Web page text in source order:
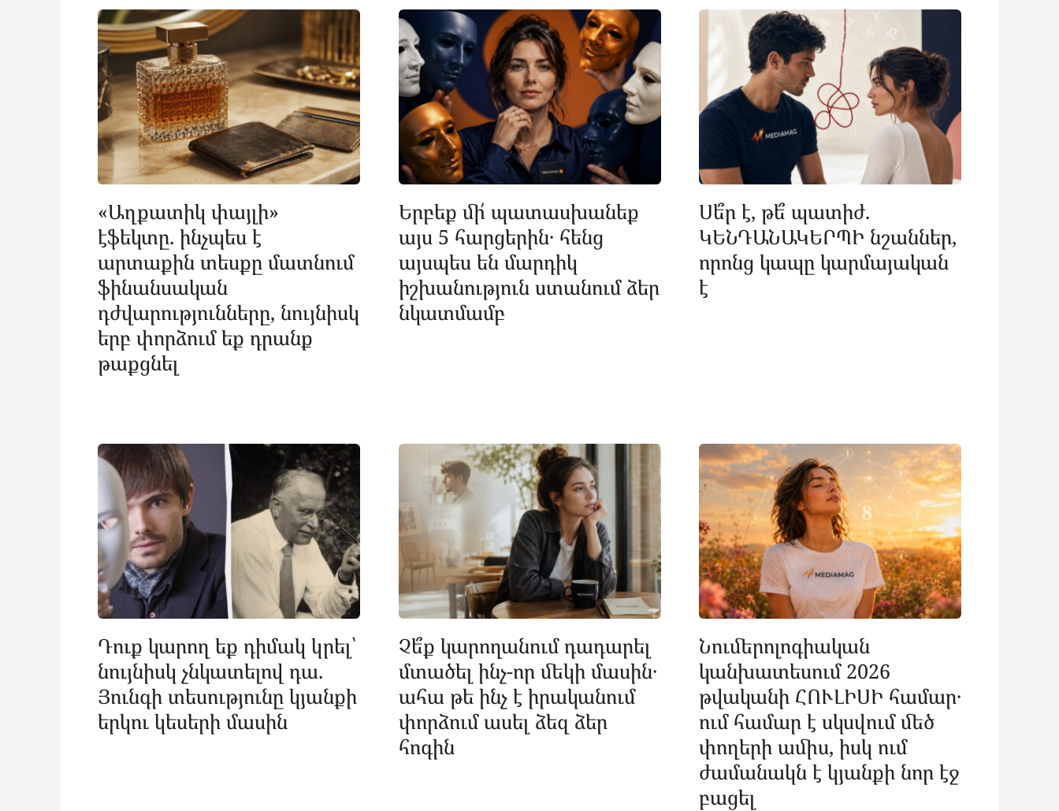
«Աղքատիկ փայլի»
էֆեկտը. ինչպես է
արտաքին տեսքը մատնում
ֆինանսական
դժվարությունները, նույնիսկ
երբ փորձում եք դրանք
թաքցնել
Երբեք մի՛ պատասխանեք
այս 5 հարցերին․ հենց
այսպես են մարդիկ
իշխանություն ստանում ձեր
նկատմամբ
Սե՞ր է, թե՞ պատիժ.
ԿԵՆԴԱՆԱԿԵՐՊԻ նշաններ,
որոնց կապը կարմայական
է
Դուք կարող եք դիմակ կրել՝
նույնիսկ չնկատելով դա.
Յունգի տեսությունը կյանքի
երկու կեսերի մասին
Չե՞ք կարողանում դադարել
մտածել ինչ-որ մեկի մասին․
ահա թե ինչ է իրականում
փորձում ասել ձեզ ձեր
հոգին
Նումերոլոգիական
կանխատեսում 2026
թվականի ՀՈՒԼԻՍԻ համար․
ում համար է սկսվում մեծ
փողերի ամիս, իսկ ում
ժամանակն է կյանքի նոր էջ
բացել